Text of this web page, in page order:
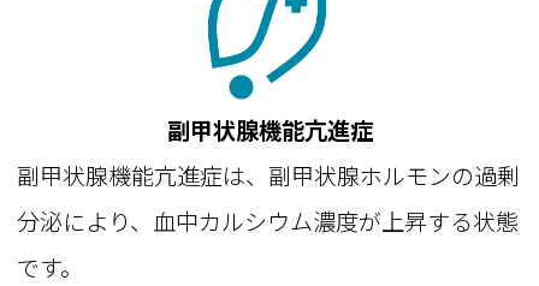
副甲状腺機能亢進症
副甲状腺機能亢進症は、副甲状腺ホルモンの過剰
分泌により、血中カルシウム濃度が上昇する状態
です。